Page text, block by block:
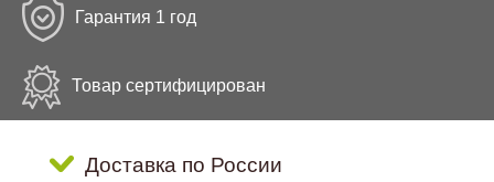
Гарантия 1 год
Товар сертифицирован
Доставка по России